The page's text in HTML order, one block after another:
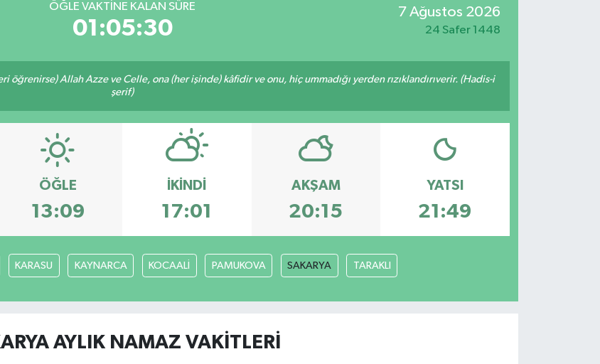
ÖĞLE VAKTINE KALAN SÜRE
01:05:30
7 Ağustos 2026
24 Safer 1448
Allah Azze ve Celle, ona (her işinde) kâfidir ve onu, hiç ummadığı yerden rızıklandırıverir. (Hadis-i
şerif)
ÖĞLE
13:09
İKINDI
17:01
AKŞAM
20:15
YATSI
21:49
KARASU KAYNARCA KOCAALİ PAMUKOVA SAKARYA TARAKLI
AYLIK NAMAZ VAKITLERI